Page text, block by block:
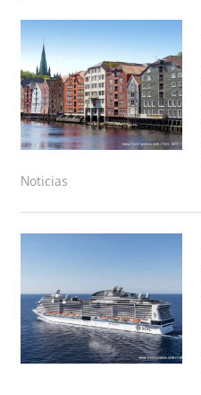
como
los
vivo,
los
cuento
Noticias